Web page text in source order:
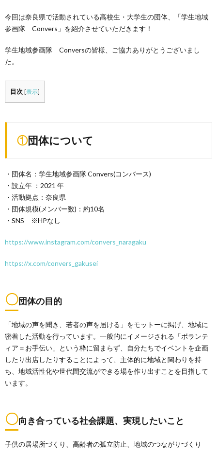
今回は奈良県で活動されている高校生・大学生の団体、「学生地域
参画隊 Convers」を紹介させていただきます！
学生地域参画隊 Conversの皆様、ご協力ありがとうございまし
た。
目次 [表示]
①団体について
・団体名：学生地域参画隊 Convers(コンバース)
・設立年 ：2021 年
・活動拠点：奈良県
・団体規模(メンバー数)：約10名
・SNS ※HPなし
https://www.instagram.com/convers_naragaku
https://x.com/convers_gakusei
〇団体の目的
「地域の声を聞き、若者の声を届ける」をモットーに掲げ、地域に
密着した活動を行っています。一般的にイメージされる「ボランテ
ィア＝お手伝い」という枠に留まらず、自分たちでイベントを企画
したり出店したりすることによって、主体的に地域と関わりを持
ち、地域活性化や世代間交流ができる場を作り出すことを目指して
います。
〇向き合っている社会課題、実現したいこと
子供の居場所づくり、高齢者の孤立防止、地域のつながりづくり